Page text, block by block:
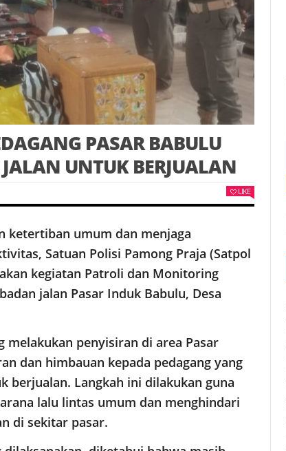
PASAR BABULU
UNTUK BERJUALAN
LIKE
ketertiban umum dan menjaga
Satuan Polisi Pamong Praja (Satpol
kegiatan Patroli dan Monitoring
jalan Pasar Induk Babulu, Desa
penyisiran di area Pasar
dan himbauan kepada pedagang yang
berjualan. Langkah ini dilakukan guna
lalu lintas umum dan menghindari
di sekitar pasar.